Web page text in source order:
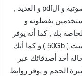
لأنها ترفع عليه ملفاته كالكتب و الملفات الصوتية و الpdf و العديد ,
يفضلونه و
بك , كما أنه يوفر
لمستخدميه مساحة تخزينية تقدر ب50 جيغابيت ( 50Gb ) و كما أنك
عند إحالة أحد أصدقائك عبر
الحجم و يوفر روابط